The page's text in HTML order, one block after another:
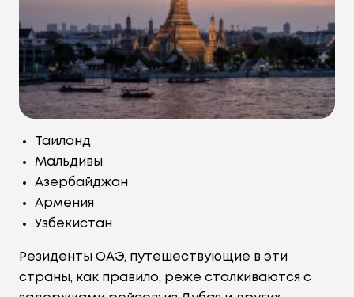
Таиланд
Мальдивы
Азербайджан
Армения
Узбекистан
Резиденты ОАЭ, путешествующие в эти
страны, как правило, реже сталкиваются с